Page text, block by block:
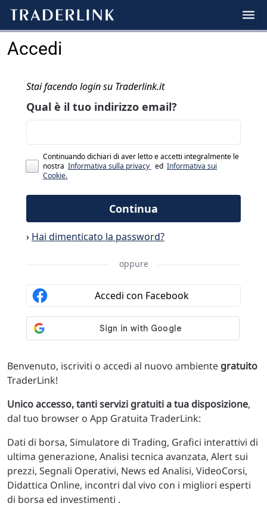
Accedi
Benvenuto, iscriviti o accedi al nuovo ambiente gratuito
TraderLink!
Unico accesso, tanti servizi gratuiti a tua disposizione,
dal tuo browser o App Gratuita TraderLink:
Dati di borsa, Simulatore di Trading, Grafici interattivi di
ultima generazione, Analisi tecnica avanzata, Alert sui
prezzi, Segnali Operativi, News ed Analisi, VideoCorsi,
Didattica Online, incontri dal vivo con i migliori esperti
di borsa ed investimenti .